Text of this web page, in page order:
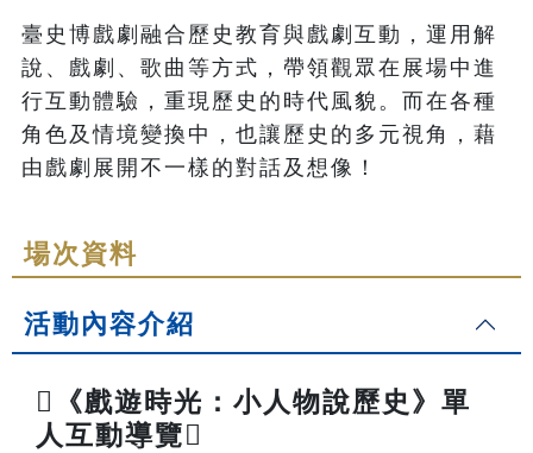
臺史博戲劇融合歷史教育與戲劇互動，運用解
說、戲劇、歌曲等方式，帶領觀眾在展場中進
行互動體驗，重現歷史的時代風貌。而在各種
角色及情境變換中，也讓歷史的多元視角，藉
由戲劇展開不一樣的對話及想像！
場次資料
活動內容介紹
《戲遊時光：小人物說歷史》單
人互動導覽